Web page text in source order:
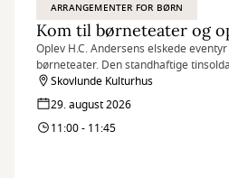
ARRANGEMENTER FOR BØRN
Oplev H.C. Andersens elskede
børneteater. Den standhaftige
lørdag den 29. august, og herunder
forestillingen kl. 11.00-11.45.
Skovlunde Kulturhus
29. august 2026
11:00 - 11:45